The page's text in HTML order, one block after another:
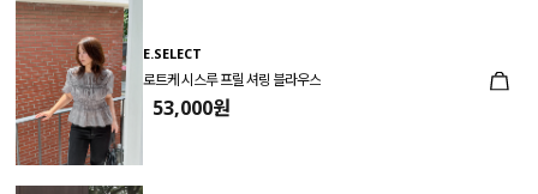
E.SELECT
로트케 시스루 프릴 셔링 블라우스
53,000원